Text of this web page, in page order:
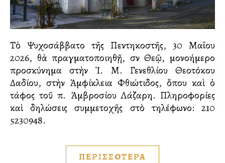
Τὸ Ψυχοσάββατο τῆς Πεντηκοστῆς, 30 Μαΐου
2026, θὰ πραγματοποιηθῇ, σὺν Θεῷ, μονοήμερο
προσκύνημα στὴν Ἱ. Μ. Γενεθλίου Θεοτόκου
Δαδίου, στὴν Ἀμφίκλεια Φθιώτιδος, ὅπου καὶ ὁ
τάφος τοῦ π. Ἀμβροσίου Λάζαρη. Πληροφορίες
καὶ δηλώσεις συμμετοχῆς στὸ τηλέφωνο: 210
5230948.
ΠΕΡΙΣΣΟΤΕΡΑ